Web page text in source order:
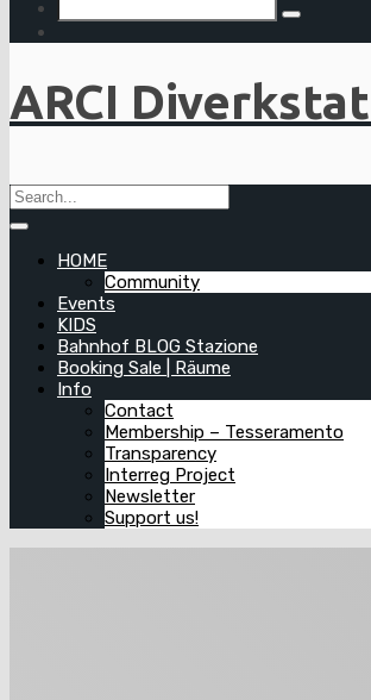
ARCI
HOME
Community
Events
KIDS
Bahnhof BLOG Stazione
Booking Sale | Räume
Info
Contact
Membership – Tesseramento
Transparency
Interreg Project
Newsletter
Support us!